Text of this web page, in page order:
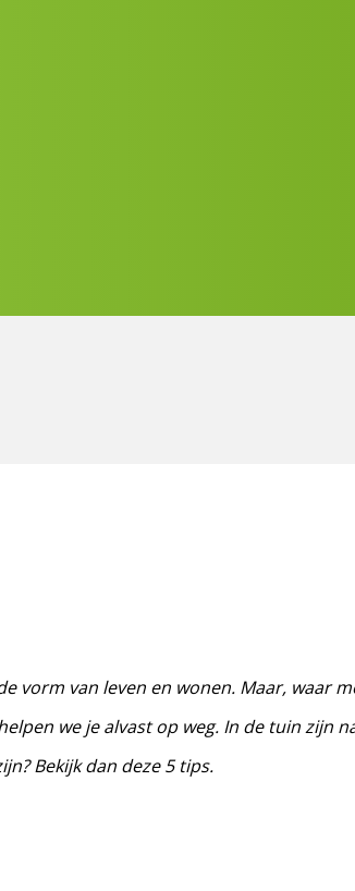
van leven en wonen. Maar, waar
we je alvast op weg. In de tuin zijn
Bekijk dan deze 5 tips.